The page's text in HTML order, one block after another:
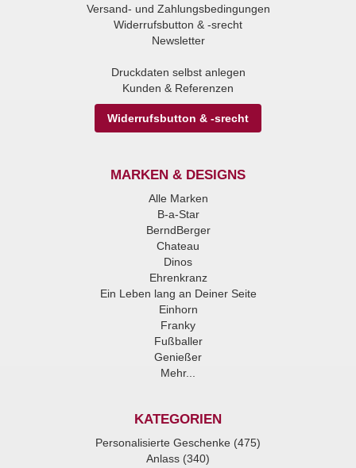
Versand- und Zahlungsbedingungen
Widerrufsbutton & -srecht
Newsletter
Druckdaten selbst anlegen
Kunden & Referenzen
Widerrufsbutton & -srecht
MARKEN & DESIGNS
Alle Marken
B-a-Star
BerndBerger
Chateau
Dinos
Ehrenkranz
Ein Leben lang an Deiner Seite
Einhorn
Franky
Fußballer
Genießer
Mehr...
KATEGORIEN
Personalisierte Geschenke (475)
Anlass (340)